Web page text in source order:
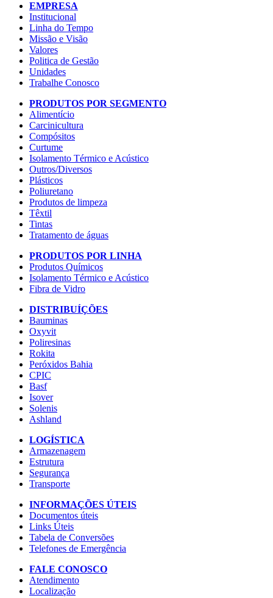
EMPRESA
Institucional
Linha do Tempo
Missão e Visão
Valores
Politica de Gestão
Unidades
Trabalhe Conosco
PRODUTOS POR SEGMENTO
Alimentício
Carcinicultura
Compósitos
Curtume
Isolamento Térmico e Acústico
Outros/Diversos
Plásticos
Poliuretano
Produtos de limpeza
Têxtil
Tintas
Tratamento de águas
PRODUTOS POR LINHA
Produtos Químicos
Isolamento Térmico e Acústico
Fibra de Vidro
DISTRIBUÍÇÕES
Bauminas
Oxyvit
Poliresinas
Rokita
Peróxidos Bahia
CPIC
Basf
Isover
Solenis
Ashland
LOGÍSTICA
Armazenagem
Estrutura
Segurança
Transporte
INFORMAÇÕES ÚTEIS
Documentos úteis
Links Úteis
Tabela de Conversões
Telefones de Emergência
FALE CONOSCO
Atendimento
Localização